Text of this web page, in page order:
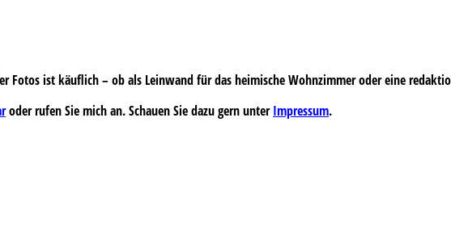
Fotos ist käuflich – ob als Leinwand für das heimische Wohnzimmer oder eine
oder rufen Sie mich an. Schauen Sie dazu gern unterImpressum.